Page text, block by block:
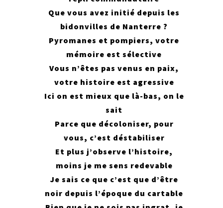
Que vous avez initié depuis les
bidonvilles de Nanterre ?
Pyromanes et pompiers, votre
mémoire est sélective
Vous n’êtes pas venus en paix,
votre histoire est agressive
Ici on est mieux que là-bas, on le
sait
Parce que décoloniser, pour
vous, c’est déstabiliser
Et plus j’observe l’histoire,
moins je me sens redevable
Je sais ce que c’est que d’être
noir depuis l’époque du cartable